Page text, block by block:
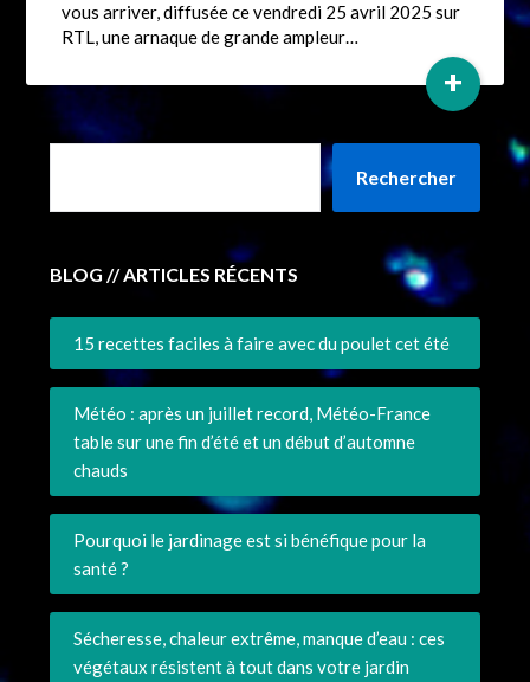
vous arriver, diffusée ce vendredi 25 avril 2025 sur
RTL, une arnaque de grande ampleur…
+
Rechercher
BLOG // ARTICLES RÉCENTS
15 recettes faciles à faire avec du poulet cet été
Météo : après un juillet record, Météo-France
table sur une fin d’été et un début d’automne
chauds
Pourquoi le jardinage est si bénéfique pour la
santé ?
Sécheresse, chaleur extrême, manque d’eau : ces
végétaux résistent à tout dans votre jardin